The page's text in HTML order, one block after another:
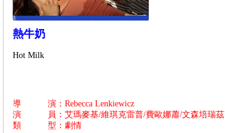
熱牛奶
Hot Milk
導 演：Rebecca Lenkiewicz
演 員：艾瑪麥基/維琪克雷普/費歐娜蕭/文森培瑞茲
類 型：劇情